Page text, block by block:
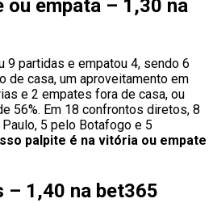
ou empata – 1,30 na
9 partidas e empatou 4, sendo 6
de casa, um aproveitamento em
e 2 empates fora de casa, ou
56%. Em 18 confrontos diretos, 8
5 pelo Botafogo e 5
palpite é na vitória ou empate
– 1,40 na bet365